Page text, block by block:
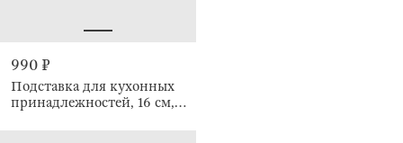
990 ₽
Подставка для кухонных
принадлежностей, 16 см,